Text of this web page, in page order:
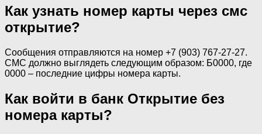
Как узнать номер карты через смс
открытие?
Сообщения отправляются на номер +7 (903) 767-27-27.
СМС должно выглядеть следующим образом: Б0000, где
0000 – последние цифры номера карты.
Как войти в банк Открытие без
номера карты?